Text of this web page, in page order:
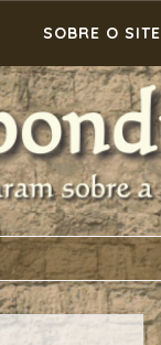
SOBRE O SITE